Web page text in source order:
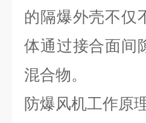
的隔爆外壳不仅
体通过接合面间
混合物。
防爆风机工作原